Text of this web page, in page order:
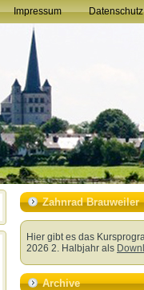
Impressum Datenschutz
Zahnrad Brauweiler
Hier gibt es das
2026 2. Halbjahr als
Archive